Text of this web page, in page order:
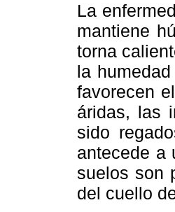
La
mantiene
torna
la
favorecen
áridas, las
sido
antecede a
suelos son
del cuello